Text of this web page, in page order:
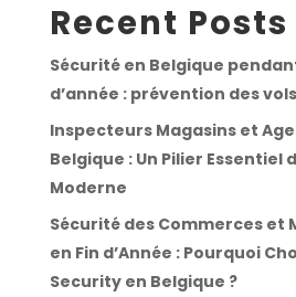
Recent Posts
Sécurité en Belgique
d’année : prévention des
Inspecteurs Magasins et
Belgique : Un Pilier Essentiel
Moderne
Sécurité des Commerces et
en Fin d’Année : Pourquoi
Security en Belgique ?